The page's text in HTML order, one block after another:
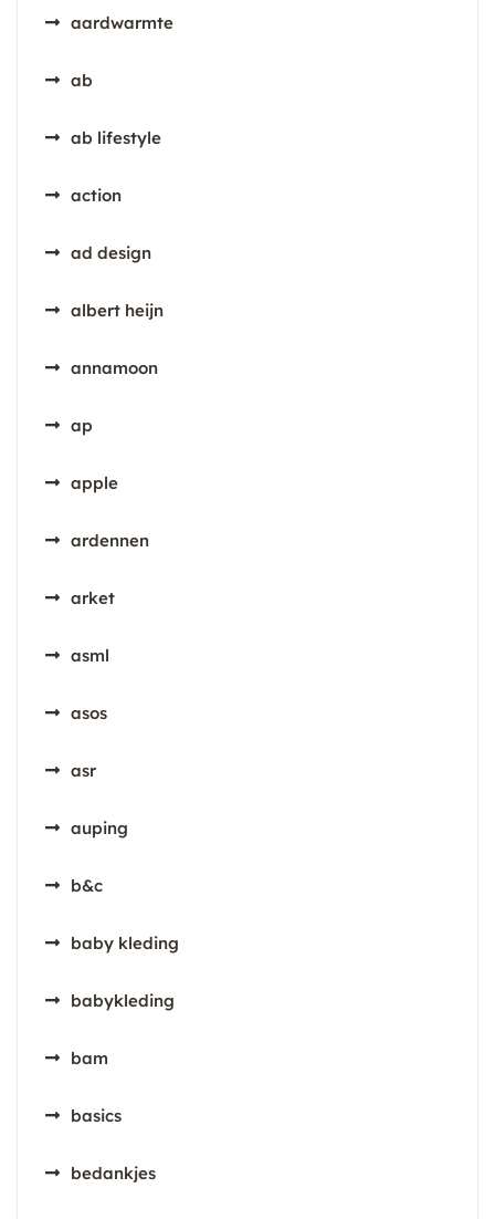
aardwarmte
ab
ab lifestyle
action
ad design
albert heijn
annamoon
ap
apple
ardennen
arket
asml
asos
asr
auping
b&c
baby kleding
babykleding
bam
basics
bedankjes